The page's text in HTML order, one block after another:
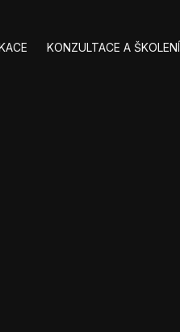
KONZULTACE A ŠKOLENÍ